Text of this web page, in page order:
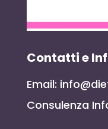
Contatti e
Email:
Consulenza